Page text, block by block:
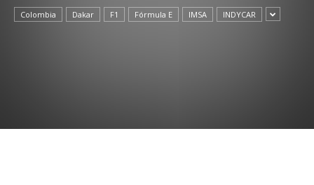
Colombia Dakar F1 Fórmula E IMSA INDYCAR